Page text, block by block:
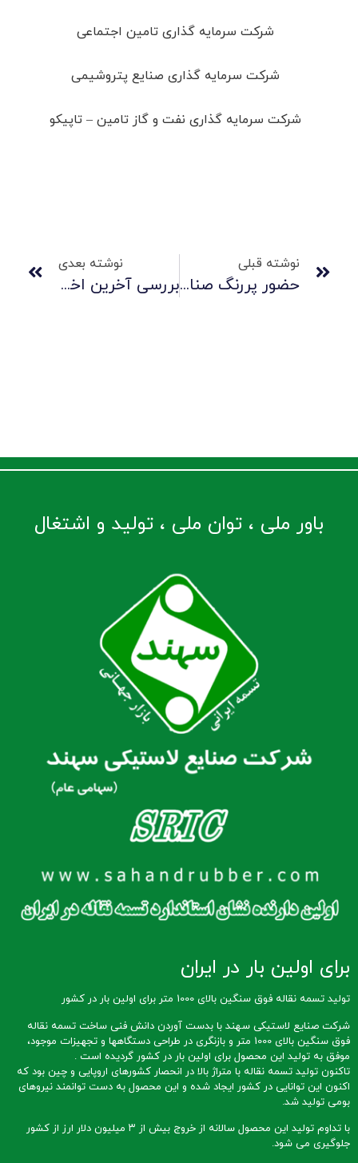
شرکت سرمایه گذاری تامین اجتماعی
شرکت سرمایه گذاری صنایع پتروشیمی
شرکت سرمایه گذاری نفت و گاز تامین – تاپیکو
نوشته قبلی
حضور پررنگ صنایع لاستیکی سهند در بزرگترین رویداد نمایشگاهی بین‌المللی فولاد کشور
نوشته بعدی
بررسی آخرین اخبار و طرح های توسعه‌ای هلدینگ نفت، گاز و پتروشیمی تامین(تاپیکو)
باور ملی ، توان ملی ، تولید و اشتغال
برای اولین بار در ایران
تولید تسمه نقاله فوق سنگین بالای 1000 متر برای اولین بار در کشور
شرکت صنایع لاستیکی سهند با بدست آوردن دانش فنی ساخت تسمه نقاله
فوق سنگین بالای 1000 متر و بازنگری در طراحی دستگاهها و تجهیزات موجود،
موفق به تولید این محصول برای اولین بار در کشور گردیده است .
تاکنون تولید تسمه نقاله با متراژ بالا در انحصار کشورهای اروپایی و چین بود که
اکنون این توانایی در کشور ایجاد شده و این محصول به دست توانمند نیروهای
بومی تولید شد.
با تداوم تولید این محصول سالانه از خروج بیش از ۳ میلیون دلار ارز از کشور
جلوگیری می شود.